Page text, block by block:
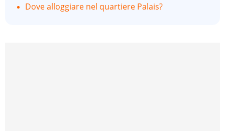
Dove alloggiare nel quartiere Palais?